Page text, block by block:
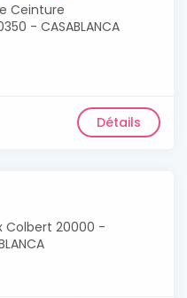
Ceinture
- CASABLANCA
Détails
Colbert 20000 -